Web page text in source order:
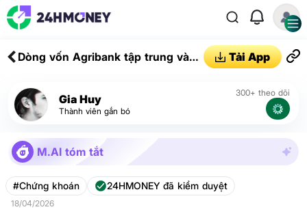
Dòng vốn Agribank tập trung vào
doanh
Tải App
Gia Huy
Thành viên gắn bó
300+ theo dõi
M.AI tóm tắt
#Chứng khoán 24HMONEY đã kiểm duyệt
18/04/2026